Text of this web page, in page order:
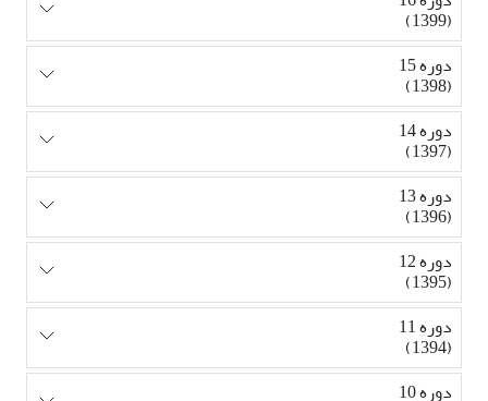
(1399)
دوره 15
(1398)
دوره 14
(1397)
دوره 13
(1396)
دوره 12
(1395)
دوره 11
(1394)
دوره 10